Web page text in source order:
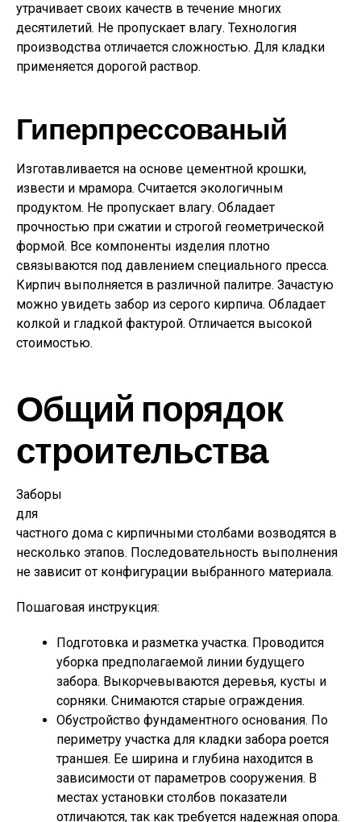
утрачивает своих качеств в течение многих
десятилетий. Не пропускает влагу. Технология
производства отличается сложностью. Для кладки
применяется дорогой раствор.
Гиперпрессованый
Изготавливается на основе цементной крошки,
извести и мрамора. Считается экологичным
продуктом. Не пропускает влагу. Обладает
прочностью при сжатии и строгой геометрической
формой. Все компоненты изделия плотно
связываются под давлением специального пресса.
Кирпич выполняется в различной палитре. Зачастую
можно увидеть забор из серого кирпича. Обладает
колкой и гладкой фактурой. Отличается высокой
стоимостью.
Общий порядок
строительства
Заборы
для
частного дома с кирпичными столбами возводятся в
несколько этапов. Последовательность выполнения
не зависит от конфигурации выбранного материала.
Пошаговая инструкция:
Подготовка и разметка участка. Проводится
уборка предполагаемой линии будущего
забора. Выкорчевываются деревья, кусты и
сорняки. Снимаются старые ограждения.
Обустройство фундаментного основания. По
периметру участка для кладки забора роется
траншея. Ее ширина и глубина находится в
зависимости от параметров сооружения. В
местах установки столбов показатели
отличаются, так как требуется надежная опора.